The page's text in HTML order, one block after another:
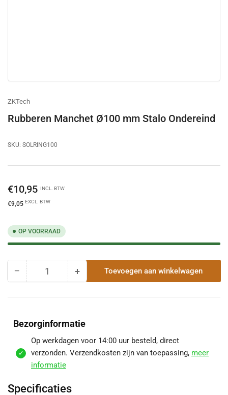
ZKTech
Rubberen Manchet Ø100 mm Stalo Ondereind
SKU: SOLRING100
Normale
€10,95 INCL. BTW
€9,05 EXCL. BTW
OP VOORRAAD
− Hoeveelheid
Rubberen
Ø100
mm
Stalo
Ondereind
verlagen
Hoeveelheid +Hoeveelheid
Rubberen
Ø100
mm
Stalo
Ondereind
Toevoegen aan winkelwagen
Bezorginformatie
Op werkdagen voor 14:00 uur besteld, direct
verzonden. Verzendkosten zijn van toepassing, meer
informatie
Specificaties